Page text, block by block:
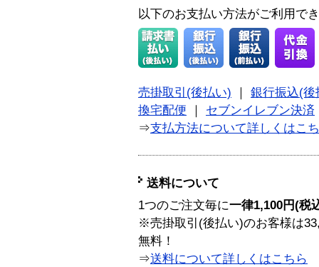
以下のお支払い方法がご利用で
売掛取引(後払い)
銀行振込(後
換宅配便
セブンイレブン決済
⇒支払方法について詳しくはこ
送料について
1つのご注文毎に一律1,100円(税
※売掛取引(後払い)のお客様は
無料！
⇒送料について詳しくはこちら